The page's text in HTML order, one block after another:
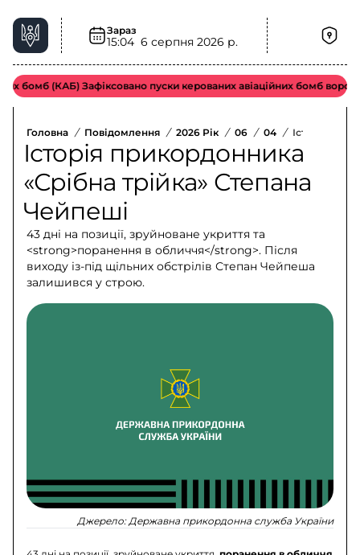
Зараз
15:04 6 серпня 2026 р.
бомб (КАБ) Зафіксовано пуски керованих авіаційних бомб ворожою
Головна / Повідомлення / 2026 Рік / 06 / 04 / Історія
Історія прикордонника
«Срібна трійка» Степана
Чейпеші
43 дні на позиції, зруйноване укриття та
<strong>поранення в обличчя</strong>. Після
виходу із-під щільних обстрілів Степан Чейпеша
залишився у строю.
Джерело: Державна прикордонна служба України